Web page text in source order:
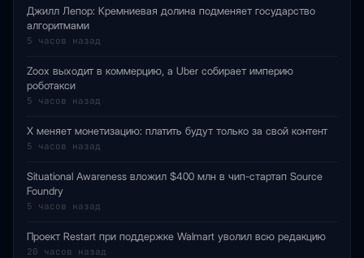
Джилл Лепор: Кремниевая долина подменяет государство
алгоритмами
5 часов назад
Zoox выходит в коммерцию, а Uber собирает империю
роботакси
5 часов назад
X меняет монетизацию: платить будут только за свой контент
5 часов назад
Situational Awareness вложил $400 млн в чип-стартап Source
Foundry
5 часов назад
Проект Restart при поддержке Walmart уволил всю редакцию
20 часов назад